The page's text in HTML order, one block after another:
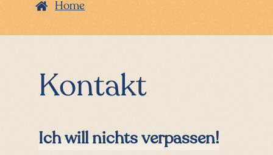
Home
Kontakt
Ich will nichts verpassen!